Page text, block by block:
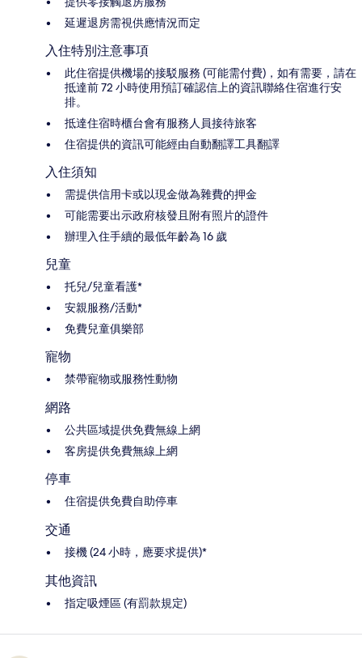
延遲退房需視供應情況而定
入住特別注意事項
此住宿提供機場的接駁服務 (可能需付費)，如有需要，請在
抵達前 72 小時使用預訂確認信上的資訊聯絡住宿進行安
排。
抵達住宿時櫃台會有服務人員接待旅客
住宿提供的資訊可能經由自動翻譯工具翻譯
入住須知
需提供信用卡或以現金做為雜費的押金
可能需要出示政府核發且附有照片的證件
辦理入住手續的最低年齡為 16 歲
兒童
托兒/兒童看護*
安親服務/活動*
免費兒童俱樂部
寵物
禁帶寵物或服務性動物
網路
公共區域提供免費無線上網
客房提供免費無線上網
停車
住宿提供免費自助停車
交通
接機 (24 小時，應要求提供)*
其他資訊
指定吸煙區 (有罰款規定)